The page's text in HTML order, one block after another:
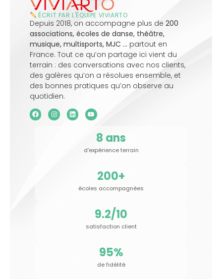
ÉCRIT PAR L'ÉQUIPE VIVIARTO
Depuis 2018, on accompagne plus de 200
associations, écoles de danse, théâtre,
musique, multisports, MJC … partout en
France. Tout ce qu’on partage ici vient du
terrain : des conversations avec nos clients,
des galères qu’on a résolues ensemble, et
des bonnes pratiques qu’on observe au
quotidien.
d'expérience terrain
8 ans
écoles accompagnées
200+
satisfaction client
9.2/10
de fidélité
95%